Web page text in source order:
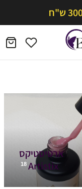
ארטיסטיקס
Artistix
18